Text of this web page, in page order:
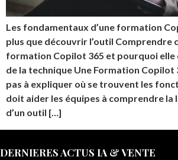
Les fondamentaux d’une formation
plus que découvrir l’outil Comprendre
formation Copilot 365 et pourquoi elle
de la technique Une Formation Copilot
pas à expliquer où se trouvent les
doit aider les équipes à comprendre la
d’un outil […]
DERNIERES ACTUS IA & VENTE